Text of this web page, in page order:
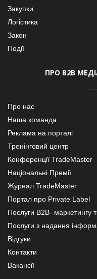
Закупки
Логістика
Закон
Події
ПРО В2В
Про нас
Наша команда
Реклама на порталі
Тренінговий центр
Конференції TradeMaster
Національні Премії
Журнал TradeMaster
Портал про Private Label
Послуги В2В- маркетингу
Послуги з надання
Відгуки
Контакти
Вакансії